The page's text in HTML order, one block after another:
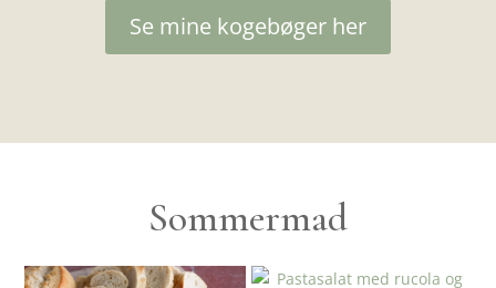
Se mine kogebøger her
Sommermad